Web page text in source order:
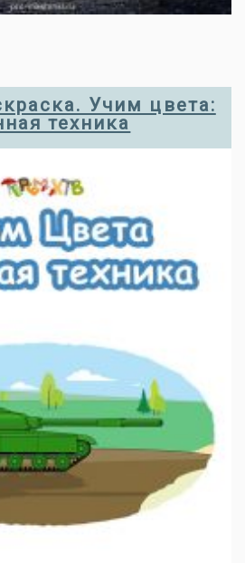
Учим цвета:
техника